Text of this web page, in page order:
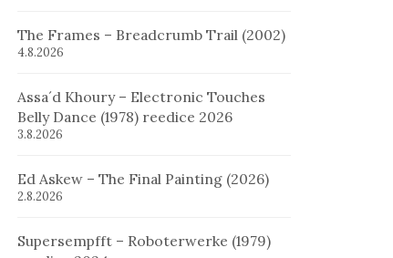
The Frames – Breadcrumb Trail (2002)
4.8.2026
Assa´d Khoury – Electronic Touches
Belly Dance (1978) reedice 2026
3.8.2026
Ed Askew – The Final Painting (2026)
2.8.2026
Supersempfft – Roboterwerke (1979)